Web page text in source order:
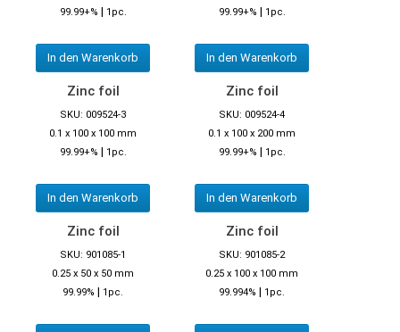
99.99+% | 1pc.
In den Warenkorb
99.99+% | 1pc.
In den Warenkorb
Zinc foil
SKU: 009524-3
0.1 x 100 x 100 mm
99.99+% | 1pc.
In den Warenkorb
Zinc foil
SKU: 009524-4
0.1 x 100 x 200 mm
99.99+% | 1pc.
In den Warenkorb
Zinc foil
SKU: 901085-1
0.25 x 50 x 50 mm
99.99% | 1pc.
Zinc foil
SKU: 901085-2
0.25 x 100 x 100 mm
99.994% | 1pc.